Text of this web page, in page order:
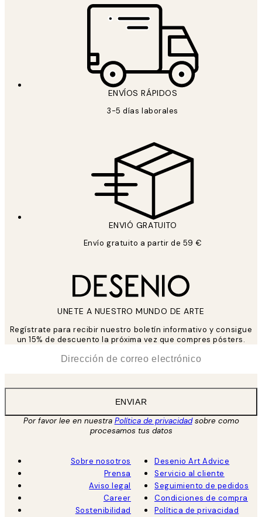
ENVÍOS RÁPIDOS
3-5 días laborales
ENVIÓ GRATUITO
Envío gratuito a partir de 59 €
UNETE A NUESTRO MUNDO DE ARTE
Regístrate para recibir nuestro boletín informativo y consigue
un 15% de descuento la próxima vez que compres pósters.
ENVIAR
Por favor lee en nuestra Política de privacidadsobre como
procesamos tus datos
Sobre nosotros
Prensa
Aviso legal
Career
Sostenibilidad
Desenio Art Advice
Servicio al cliente
Seguimiento de pedidos
Condiciones de compra
Política de privacidad